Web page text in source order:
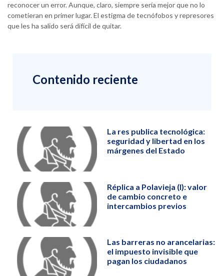
reconocer un error. Aunque, claro, siempre sería mejor que no lo
cometieran en primer lugar. El estigma de tecnófobos y represores
que les ha salido será difícil de quitar.
Contenido reciente
La res publica tecnológica:
seguridad y libertad en los
márgenes del Estado
Réplica a Polavieja (I): valor
de cambio concreto e
intercambios previos
Las barreras no arancelarias:
el impuesto invisible que
pagan los ciudadanos